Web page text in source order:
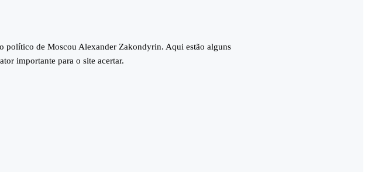
político de Moscou Alexander Zakondyrin. Aqui estão alguns
importante para o site acertar.